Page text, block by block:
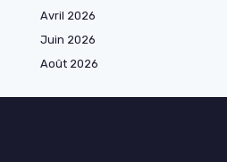
Avril 2026
Juin 2026
Août 2026